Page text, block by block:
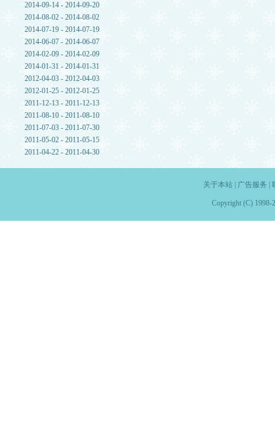
2014-09-14 - 2014-09-20
2014-08-02 - 2014-08-02
2014-07-19 - 2014-07-19
2014-06-07 - 2014-06-07
2014-02-09 - 2014-02-09
2014-01-31 - 2014-01-31
2012-04-03 - 2012-04-03
2012-01-25 - 2012-01-25
2011-12-13 - 2011-12-13
2011-08-10 - 2011-08-10
2011-07-03 - 2011-07-30
2011-05-02 - 2011-05-15
2011-04-22 - 2011-04-30
关于本站| 广告服务
Copyright (C) 1998-